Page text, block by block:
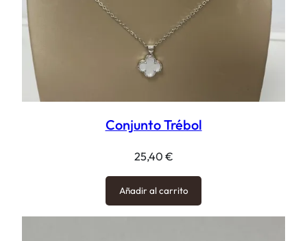
Conjunto Trébol
25,40 €
Añadir al carrito